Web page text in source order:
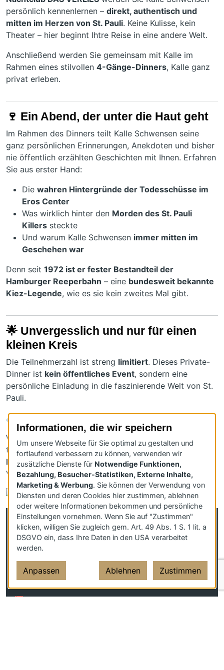
persönlich kennenlernen – direkt, authentisch und
mitten im Herzen von St. Pauli. Keine Kulisse, kein
Theater – hier beginnt Ihtre Reise in eine andere Welt.
Anschließend werden Sie gemeinsam mit Kalle im
Rahmen eines stilvollen 4-Gänge-Dinners, Kalle ganz
privat erleben.
🍷 Ein Abend, der unter die Haut geht
Im Rahmen des Dinners teilt Kalle Schwensen seine
ganz persönlichen Erinnerungen, Anekdoten und bisher
nie öffentlich erzählten Geschichten mit Ihnen. Erfahren
Sie aus erster Hand:
Die wahren Hintergründe der Todesschüsse im
Eros Center
Was wirklich hinter den Morden des St. Pauli
Killers steckte
Und warum Kalle Schwensen immer mitten im
Geschehen war
Denn seit 1972 ist er fester Bestandteil der
Hamburger Reeperbahn – eine bundesweit bekannte
Kiez-Legende, wie es sie kein zweites Mal gibt.
🌟 Unvergesslich und nur für einen
kleinen Kreis
Die Teilnehmerzahl ist streng limitiert. Dieses Private-
Dinner ist kein öffentliches Event, sondern eine
persönliche Einladung in die faszinierende Welt von St.
Pauli.
🔗Jetzt registrieren!
Wenn Sie an einem Private-Dinner mit Kalle Schwensen
teilnehmen möchten, füllen Sie bitte das nachfolgende
Formularaus – wir setzen uns umgehend mit Ihnen in
Verbindung.
📆 Wann finden die Events
statt?
Immer am 1. Samstag im Monat
🕖19:00 – 24:00 Uhr
Informationen, die wir speichern
Um unsere Webseite für Sie optimal zu gestalten und
fortlaufend verbessern zu können, verwenden wir
zusätzliche Dienste für Notwendige Funktionen,
Bezahlung, Besucher-Statistiken, Externe Inhalte,
Marketing & Werbung. Sie können der Verwendung von
Diensten und deren Cookies hier zustimmen, ablehnen
oder weitere Informationen bekommen und persönliche
Einstellungen vornehmen. Wenn Sie auf "Zustimmen"
klicken, willigen Sie zugleich gem. Art. 49 Abs. 1 S. 1 lit. a
DSGVO ein, dass Ihre Daten in den USA verarbeitet
werden.
Anpassen Ablehnen Zustimmen